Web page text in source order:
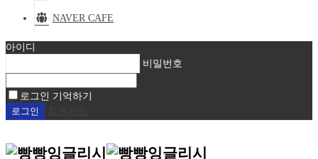
NAVER CAFE
아이디
비밀번호
로그인 기억하기